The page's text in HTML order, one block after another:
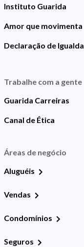
Instituto Guarida
Amor que movimenta
Declaração de
Trabalhe com a gente
Guarida Carreiras
Canal de Ética
Áreas de negócio
Aluguéis
Vendas
Condomínios
Seguros